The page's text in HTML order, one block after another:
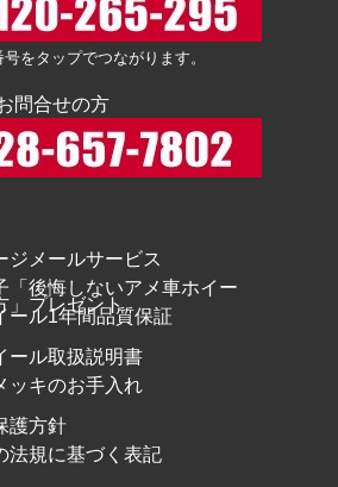
をタップでつながります。
問合せの方
ジメールサービス
「後悔しないアメ車ホイー
」プレゼント
ール1年間品質保証
ール取扱説明書
ッキのお手入れ
護方針
法規に基づく表記